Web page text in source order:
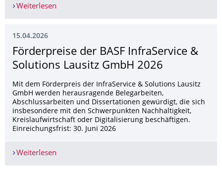
Weiterlesen
15.04.2026
Förderpreise der BASF InfraService &
Solutions Lausitz GmbH 2026
Mit dem Förderpreis der InfraService & Solutions Lausitz
GmbH werden herausragende Belegarbeiten,
Abschlussarbeiten und Dissertationen gewürdigt, die sich
insbesondere mit den Schwerpunkten Nachhaltigkeit,
Kreislaufwirtschaft oder Digitalisierung beschäftigen.
Einreichungsfrist: 30. Juni 2026
Weiterlesen